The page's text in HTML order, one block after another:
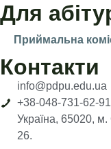
Для
Приймальна
Контакти
info@pdpu.edu.ua
+38-048-731-62-91
Україна, 65020,
26.